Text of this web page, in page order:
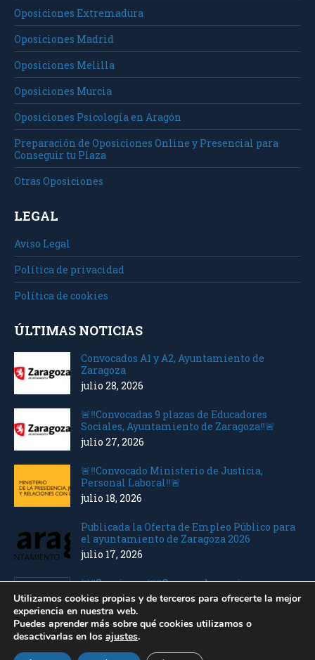
Oposiciones Extremadura
Oposiciones Madrid
Oposiciones Melilla
Oposiciones Murcia
Oposiciones Psicología en Aragón
Preparación de Oposiciones Online y Presencial para
Conseguir tu Plaza
Otras Oposiciones
LEGAL
Aviso Legal
Política de privacidad
Política de cookies
ÚLTIMAS NOTICIAS
Convocados A1 y A2, Ayuntamiento de
Zaragoza
julio 28, 2026
🚨‼️Convocadas 9 plazas de Educadores
Sociales, Ayuntamiento de Zaragoza‼️🚨
julio 27, 2026
🚨‼️Convocado Ministerio de Justicia,
Personal Laboral‼️🚨
julio 18, 2026
Publicada la Oferta de Empleo Público para
el ayuntamiento de Zaragoza 2026
julio 17, 2026
🚨‼️Seguimos 🚨‼️Convocados varios
Ministerios Personal Laboral
julio 10, 2026
Utilizamos cookies propias y de terceros para ofrecerte la mejor
experiencia en nuestra web.
Puedes aprender más sobre qué cookies utilizamos o
desactivarlas en los ajustes.